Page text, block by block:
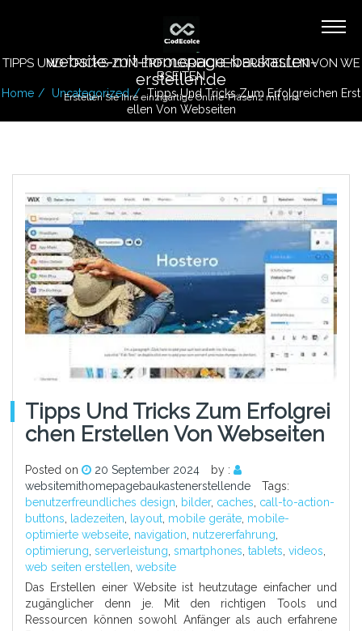
website-mit-homepage-baukasten-
erstellen.de
Erstellen Sie Ihre einzigartige Online-Präsenz mit uns
TIPPS UND TRICKS ZUM ERFOLGREICHEN ERSTELLEN VON WE
BSEITEN
Home Uncategorized
Tipps Und Tricks Zum Erfolgreichen Erst
Ellen Von Webseiten
Tipps Und Tricks Zum Erfolgrei
Chen Erstellen Von Webseiten
Posted on 20 September 2024
by :
websitemithomepagebaukastenerstellende
Tags:
benutzerfreundliches design
bilder, caches call-to-action-
buttons
ladezeiten layout mobile geräte mobile-
optimierte webseite navigation nutzererfahrung
optimierung serverleistung smartphones tablets videos
web seiten erstellen website
Das Erstellen einer Website ist heutzutage einfacher und
zugänglicher denn je. Mit den richtigen Tools und
Ressourcen können sowohl Anfänger als auch erfahrene